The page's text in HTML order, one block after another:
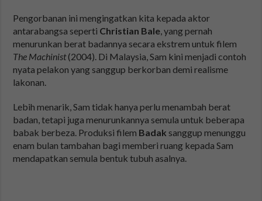
Pengorbanan ini mengingatkan kita kepada aktor
antarabangsa seperti Christian Bale, yang pernah
menurunkan berat badannya secara ekstrem untuk filem
The Machinist(2004). Di Malaysia, Sam kini menjadi contoh
nyata pelakon yang sanggup berkorban demi realisme
lakonan.
Lebih menarik, Sam tidak hanya perlu menambah berat
badan, tetapi juga menurunkannya semula untuk beberapa
babak berbeza. Produksi filem Badak sanggup menunggu
enam bulan tambahan bagi memberi ruang kepada Sam
mendapatkan semula bentuk tubuh asalnya.